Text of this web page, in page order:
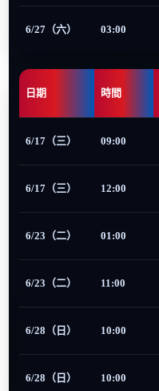
6/27（六） 03:00
日期 時間
6/17（三） 09:00
6/17（三） 12:00
6/23（二） 01:00
6/23（二） 11:00
6/28（日） 10:00
6/28（日） 10:00